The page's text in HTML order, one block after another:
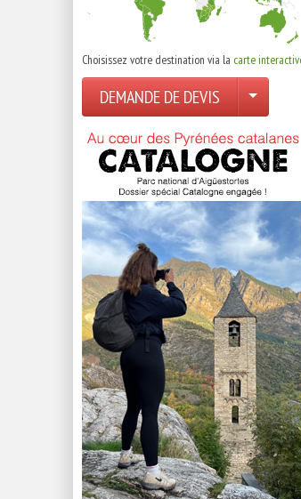
Choisissez votre destination via la carte
DEMANDE DE DEVIS